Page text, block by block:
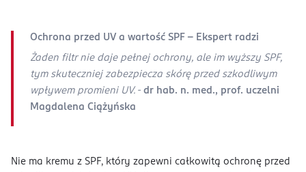
Ochrona przed UV a wartość SPF - Ekspert radzi
Żaden filtr nie daje pełnej ochrony, ale im wyższy SPF,
tym skuteczniej zabezpiecza skórę przed szkodliwym
wpływem promieni UV. - dr hab. n. med., prof. uczelni
Magdalena Ciążyńska
Nie ma kremu z SPF, który zapewni całkowitą ochronę przed